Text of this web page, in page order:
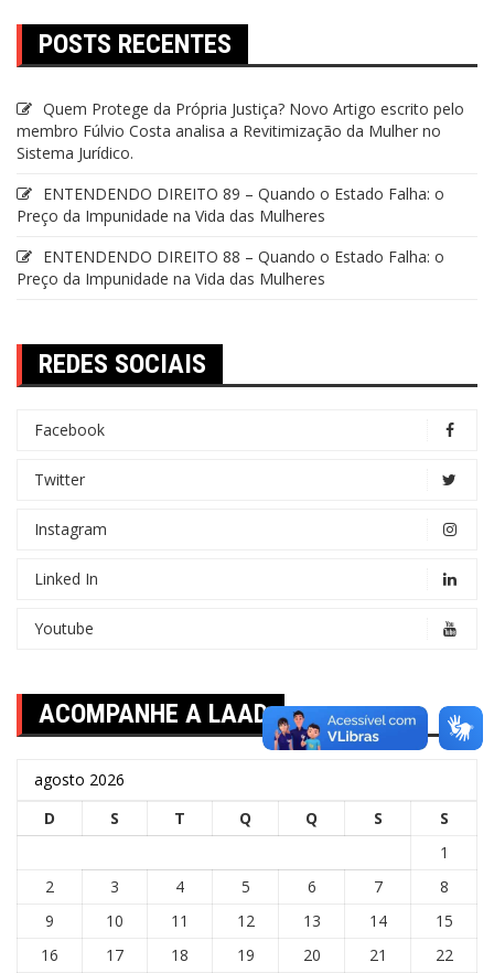
POSTS RECENTES
Quem Protege da Própria Justiça? Novo Artigo escrito pelo
membro Fúlvio Costa analisa a Revitimização da Mulher no
Sistema Jurídico.
ENTENDENDO DIREITO 89 – Quando o Estado Falha: o
Preço da Impunidade na Vida das Mulheres
ENTENDENDO DIREITO 88 – Quando o Estado Falha: o
Preço da Impunidade na Vida das Mulheres
REDES SOCIAIS
Facebook
Twitter
Instagram
Linked In
Youtube
ACOMPANHE A LAAD
agosto 2026
D
S T Q Q S
S
1
2
3 4 5 6 7
8
9
10 11 12 13 14
15
16
17 18 19 20 21
22